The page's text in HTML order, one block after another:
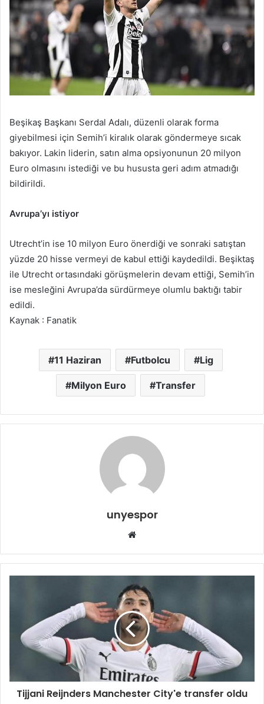
Beşikaş Başkanı Serdal Adalı, düzenli olarak forma
giyebilmesi için Semih’i kiralık olarak göndermeye sıcak
bakıyor. Lakin liderin, satın alma opsiyonunun 20 milyon
Euro olmasını istediği ve bu hususta geri adım atmadığı
bildirildi.
Avrupa’yı istiyor
Utrecht’in ise 10 milyon Euro önerdiği ve sonraki satıştan
yüzde 20 hisse vermeyi de kabul ettiği kaydedildi. Beşiktaş
ile Utrecht ortasındaki görüşmelerin devam ettiği, Semih’in
ise mesleğini Avrupa’da sürdürmeye olumlu baktığı tabir
edildi.
Kaynak : Fanatik
11 Haziran Futbolcu Lig
Milyon Euro Transfer
unyespor
Web
Tijjani Reijnders Manchester City'e transfer oldu